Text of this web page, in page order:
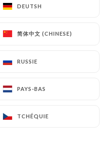
DEUTSH
简体中文 (CHINESE)
RUSSIE
PAYS-BAS
TCHÉQUIE
DEUTSH
简体中文 (CHINESE)
RUSSIE
PAYS-BAS
TCHÉQUIE